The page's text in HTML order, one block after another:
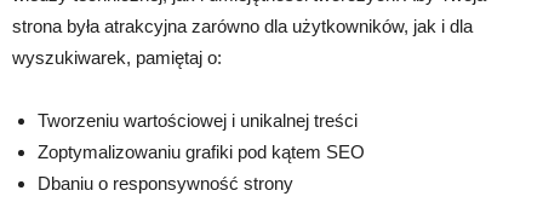
strona była atrakcyjna zarówno dla użytkowników, jak i dla
wyszukiwarek, pamiętaj o:
Tworzeniu wartościowej i unikalnej treści
Zoptymalizowaniu grafiki pod kątem SEO
Dbaniu o responsywność strony